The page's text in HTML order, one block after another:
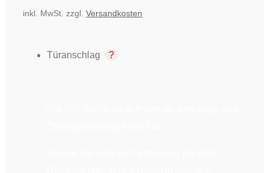
inkl. MwSt. zzgl. Versandkosten
Türanschlag